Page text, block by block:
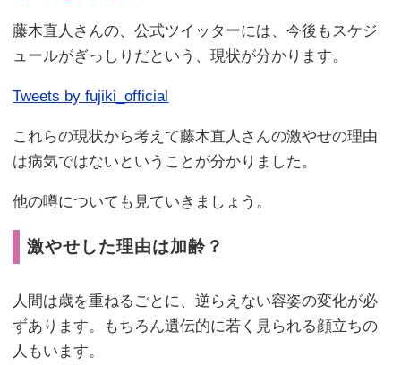
藤木直人さんの、公式ツイッターには、今後もスケジ
ュールがぎっしりだという、現状が分かります。
Tweets by fujiki_official
これらの現状から考えて藤木直人さんの激やせの理由
は病気ではないということが分かりました。
他の噂についても見ていきましょう。
激やせした理由は加齢？
人間は歳を重ねるごとに、逆らえない容姿の変化が必
ずあります。もちろん遺伝的に若く見られる顔立ちの
人もいます。